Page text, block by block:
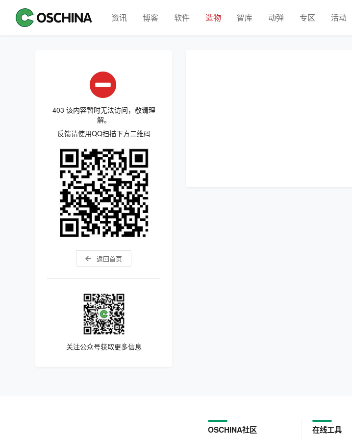
资讯 博客 软件 造物 智库 动弹 专区 活动
403 该内容暂时无法访问，敬请理
解。
反馈请使用QQ扫描下方二维码
返回首页
关注公众号获取更多信息
OSCHINA社区 在线工具